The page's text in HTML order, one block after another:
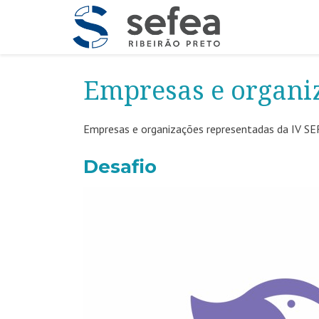
Empresas e
Empresas e organizações representadas da IV
Desafio